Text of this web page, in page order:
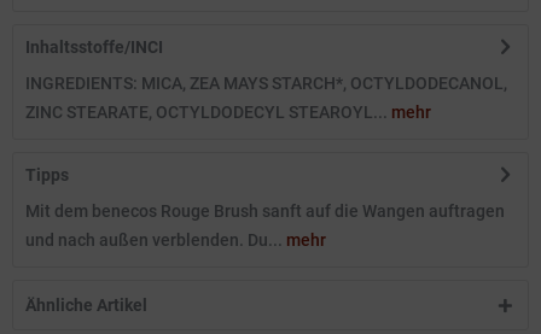
Inhaltsstoffe/INCI
INGREDIENTS: MICA, ZEA MAYS STARCH*, OCTYLDODECANOL,
ZINC STEARATE, OCTYLDODECYL STEAROYL... mehr
Tipps
Mit dem benecos Rouge Brush sanft auf die Wangen auftragen
und nach außen verblenden. Du... mehr
Ähnliche Artikel